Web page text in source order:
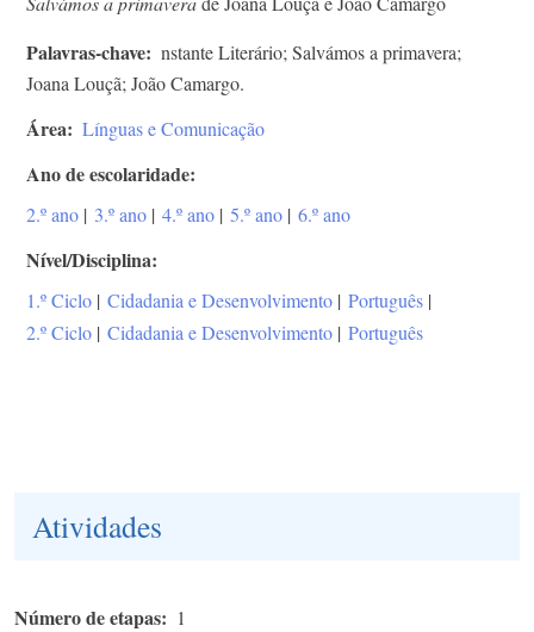
Palavras-chave
nstante Literário; Salvámos a primavera;
Joana Louçã; João Camargo.
Área Línguas e Comunicação
Ano de escolaridade
2.º ano | 3.º ano | 4.º ano | 5.º ano | 6.º ano
Nível/Disciplina
1.º Ciclo | Cidadania e Desenvolvimento | Português |
2.º Ciclo | Cidadania e Desenvolvimento | Português
Atividades
Número de etapas 1